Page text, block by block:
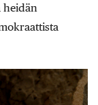
heidän